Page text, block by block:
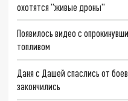
охотятся "живые дроны"
Появилось видео с
топливом
Даня с Дашей спаслись от
закончились